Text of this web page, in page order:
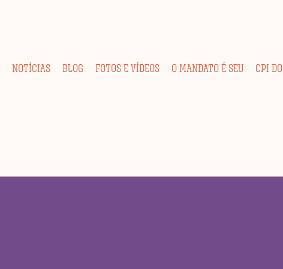
NOTÍCIAS BLOG FOTOS E VÍDEOS O MANDATO É SEU CPI